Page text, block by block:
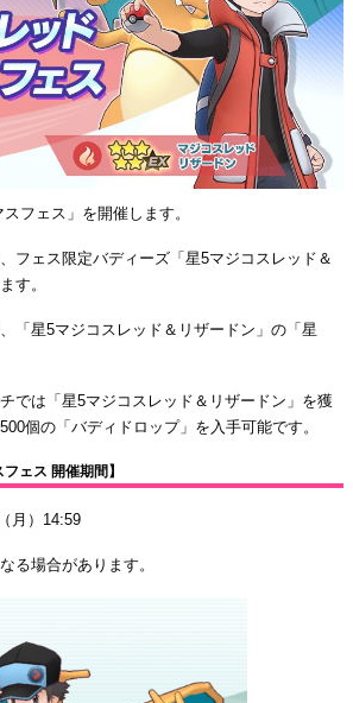
フェス」を開催します。
フェス限定バディーズ「星5マジコスレッド＆
す。
「星5マジコスレッド＆リザードン」の「星
では「星5マジコスレッド＆リザードン」を獲
個の「バディドロップ」を入手可能です。
ェス 開催期間】
月）14:59
る場合があります。